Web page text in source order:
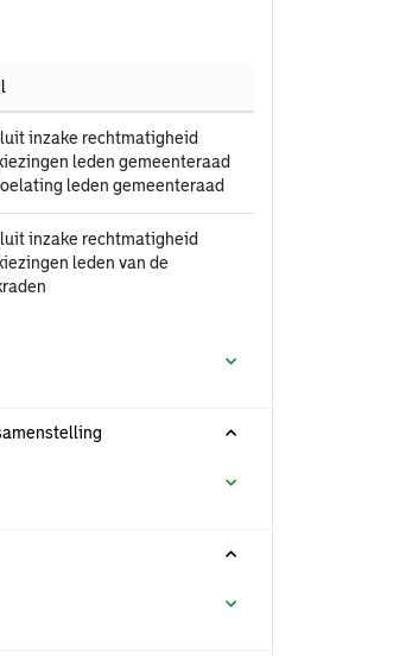
inzake rechtmatigheid
leden gemeenteraad
leden gemeenteraad
inzake rechtmatigheid
leden van de